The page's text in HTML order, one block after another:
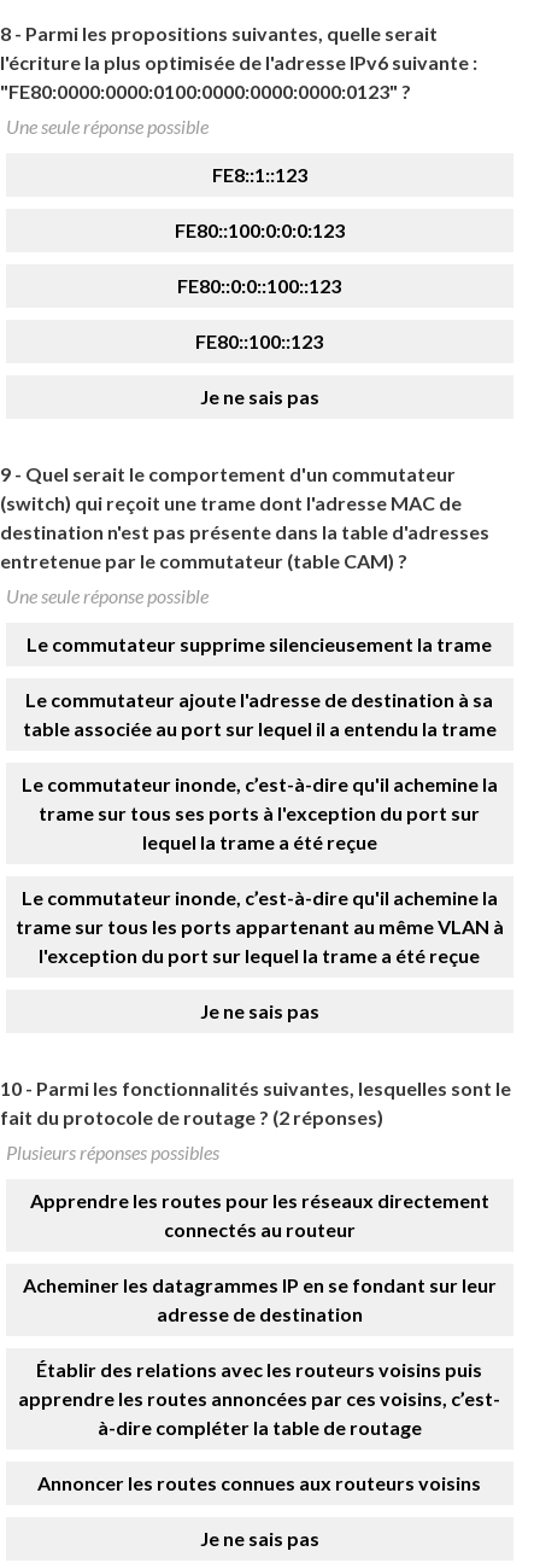
8 - Parmi les propositions suivantes, quelle serait
l'écriture la plus optimisée de l'adresse IPv6 suivante :
"FE80:0000:0000:0100:0000:0000:0000:0123" ?
Une seule réponse possible
FE8::1::123
FE80::100:0:0:0:123
FE80::0:0::100::123
FE80::100::123
Je ne sais pas
9 - Quel serait le comportement d'un commutateur
(switch) qui reçoit une trame dont l'adresse MAC de
destination n'est pas présente dans la table d'adresses
entretenue par le commutateur (table CAM) ?
Une seule réponse possible
Le commutateur supprime silencieusement la trame
Le commutateur ajoute l'adresse de destination à sa
table associée au port sur lequel il a entendu la trame
Le commutateur inonde, c’est-à-dire qu'il achemine la
trame sur tous ses ports à l'exception du port sur
lequel la trame a été reçue
Le commutateur inonde, c’est-à-dire qu'il achemine la
trame sur tous les ports appartenant au même VLAN à
l'exception du port sur lequel la trame a été reçue
Je ne sais pas
10 - Parmi les fonctionnalités suivantes, lesquelles sont le
fait du protocole de routage ? (2 réponses)
Plusieurs réponses possibles
Apprendre les routes pour les réseaux directement
connectés au routeur
Acheminer les datagrammes IP en se fondant sur leur
adresse de destination
Établir des relations avec les routeurs voisins puis
apprendre les routes annoncées par ces voisins, c’est-
à-dire compléter la table de routage
Annoncer les routes connues aux routeurs voisins
Je ne sais pas